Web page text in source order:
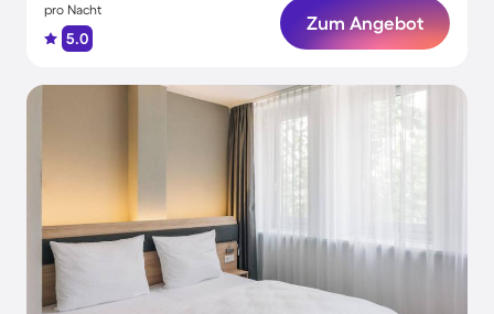
pro Nacht
5.0
Zum Angebot